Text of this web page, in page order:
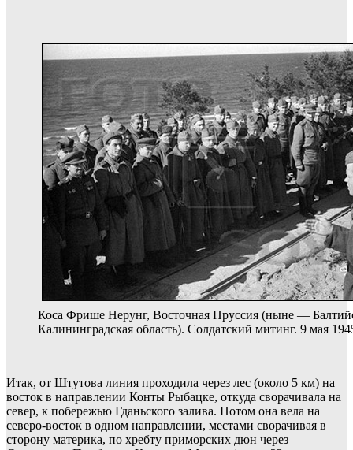
Коса Фрише Нерунг, Восточная Пруссия (ныне —
Калининградская область). Солдатский митинг. 9 мая
Итак, от Штутова линия проходила через лес (около 5 км) на
восток в направлении Конты Рыбацке, откуда сворачивала на
север, к побережью Гданьского залива. Потом она вела на
северо-восток в одном направлении, местами сворачивая в
сторону материка, по хребту приморских дюн через